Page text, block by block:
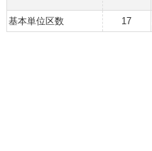
基本単位区数 17